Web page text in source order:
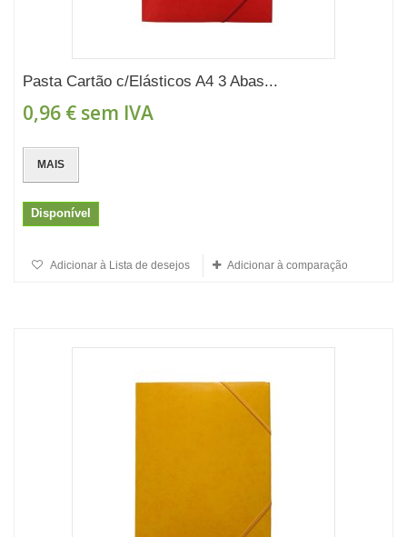
Pasta Cartão c/Elásticos A4 3 Abas...
0,96 € sem IVA
MAIS
Disponível
Adicionar à Lista de desejos Adicionar à comparação